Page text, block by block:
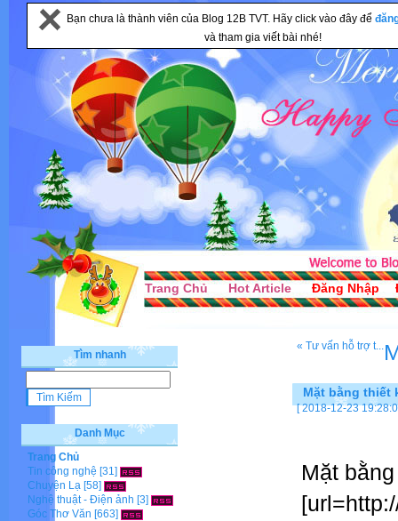
Bạn chưa là thành viên của Blog 12B TVT. Hãy click vào đây để
và tham gia viết bài nhé!
Trang Chủ Hot Article Đăng Nhập
« Tư vấn hỗ trợ t...
Mặt bằng thiết
[ 2018-12-23
Mặt
Tìm nhanh
Danh Mục
Trang Chủ
Tin công nghệ [31]
Chuyện Lạ [58]
Nghệ thuật - Điện ảnh [3]
Góc Thơ Văn [663]